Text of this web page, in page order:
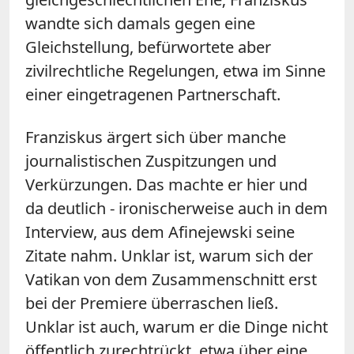
wandte sich damals gegen eine
Gleichstellung, befürwortete aber
zivilrechtliche Regelungen, etwa im Sinne
einer eingetragenen Partnerschaft.
Franziskus ärgert sich über manche
journalistischen Zuspitzungen und
Verkürzungen. Das machte er hier und
da deutlich - ironischerweise auch in dem
Interview, aus dem Afinejewski seine
Zitate nahm. Unklar ist, warum sich der
Vatikan von dem Zusammenschnitt erst
bei der Premiere überraschen ließ.
Unklar ist auch, warum er die Dinge nicht